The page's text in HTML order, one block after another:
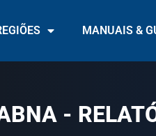
MANUAIS &
-